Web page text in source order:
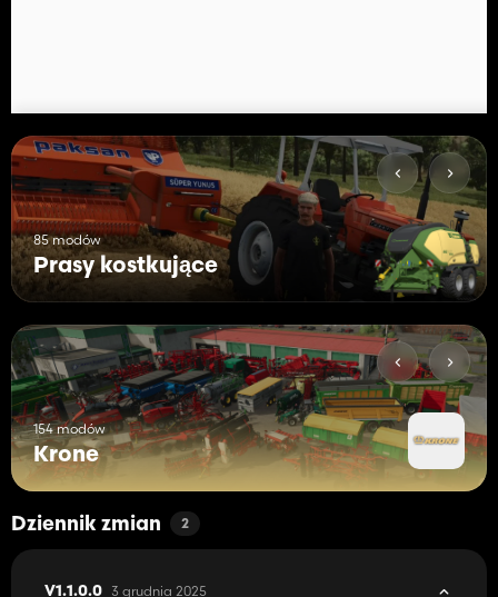
85 modów
Prasy kostkujące
154 modów
Krone
Dziennik zmian 2
V1.1.0.0 3 grudnia 2025